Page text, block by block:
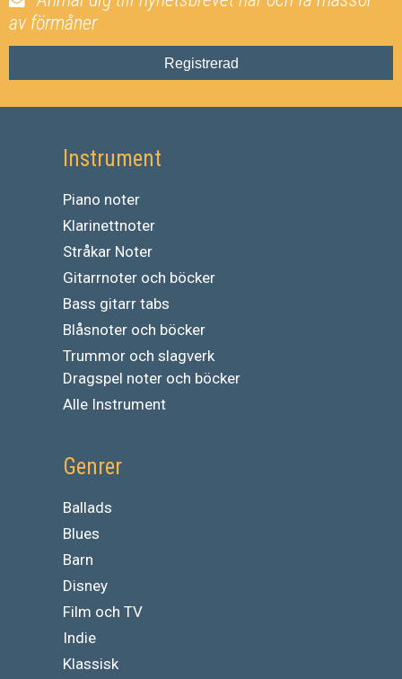
av förmåner
Registrerad
Instrument
Piano noter
Klarinettnoter
Stråkar Noter
Gitarrnoter och böcker
Bass gitarr tabs
Blåsnoter och böcker
Trummor och slagverk
Dragspel noter och böcker
Alle Instrument
Genrer
Ballads
Blues
Barn
Disney
Film och TV
Indie
Klassisk